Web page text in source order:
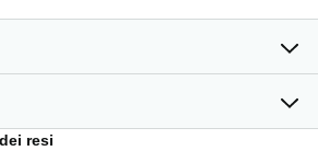
resi